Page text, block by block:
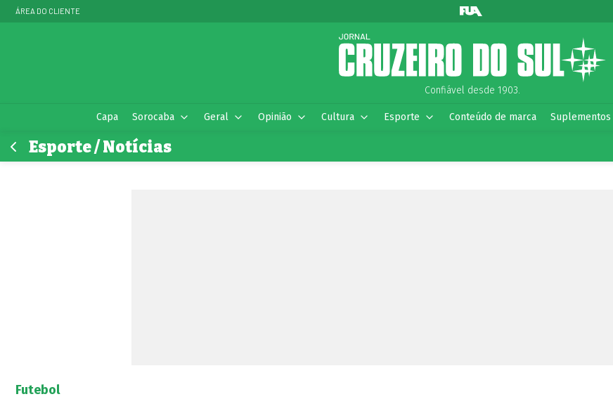
ÁREA DO CLIENTE
Confiável desde 1903.
Capa Sorocaba Geral Opinião Cultura Esporte Conteúdo de marca Suplementos
Esporte / Notícias
Futebol